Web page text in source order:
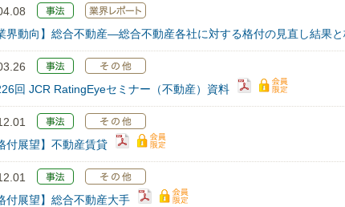
界動向】総合不動産―総合不動産各社に対する格付の見直し結果
回 JCR RatingEyeセミナー（不動産）資料
付展望】不動産賃貸
付展望】総合不動産大手